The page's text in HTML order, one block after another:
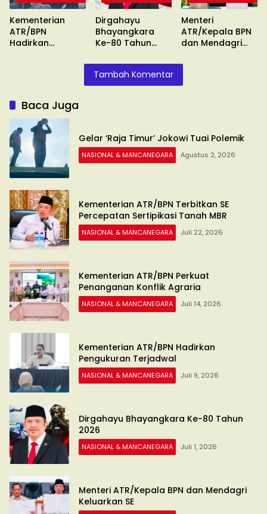
Kementerian
ATR/BPN
Hadirkan
Dirgahayu
Bhayangkara
Ke-80 Tahun
Menteri
ATR/Kepala BPN
dan Mendagri
Tambah Komentar
Baca Juga
Gelar ‘Raja Timur’ Jokowi Tuai Polemik
NASIONAL & MANCANEGARA Agustus 2, 2026
Kementerian ATR/BPN Terbitkan SE
Percepatan Sertipikasi Tanah MBR
NASIONAL & MANCANEGARA Juli 22, 2026
Kementerian ATR/BPN Perkuat
Penanganan Konflik Agraria
NASIONAL & MANCANEGARA Juli 14, 2026
Kementerian ATR/BPN Hadirkan
Pengukuran Terjadwal
NASIONAL & MANCANEGARA Juli 9, 2026
Dirgahayu Bhayangkara Ke-80 Tahun
2026
NASIONAL & MANCANEGARA Juli 1, 2026
Menteri ATR/Kepala BPN dan Mendagri
Keluarkan SE